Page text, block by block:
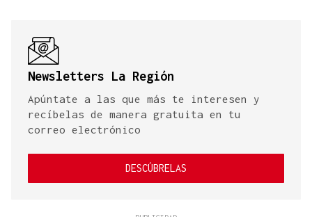
Newsletters La Región
Apúntate a las que más te interesen y
recíbelas de manera gratuita en tu
correo electrónico
DESCÚBRELAS